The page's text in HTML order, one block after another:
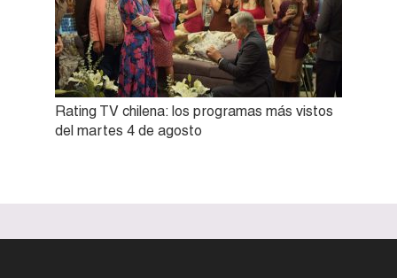
Rating TV chilena: los programas más vistos
del martes 4 de agosto